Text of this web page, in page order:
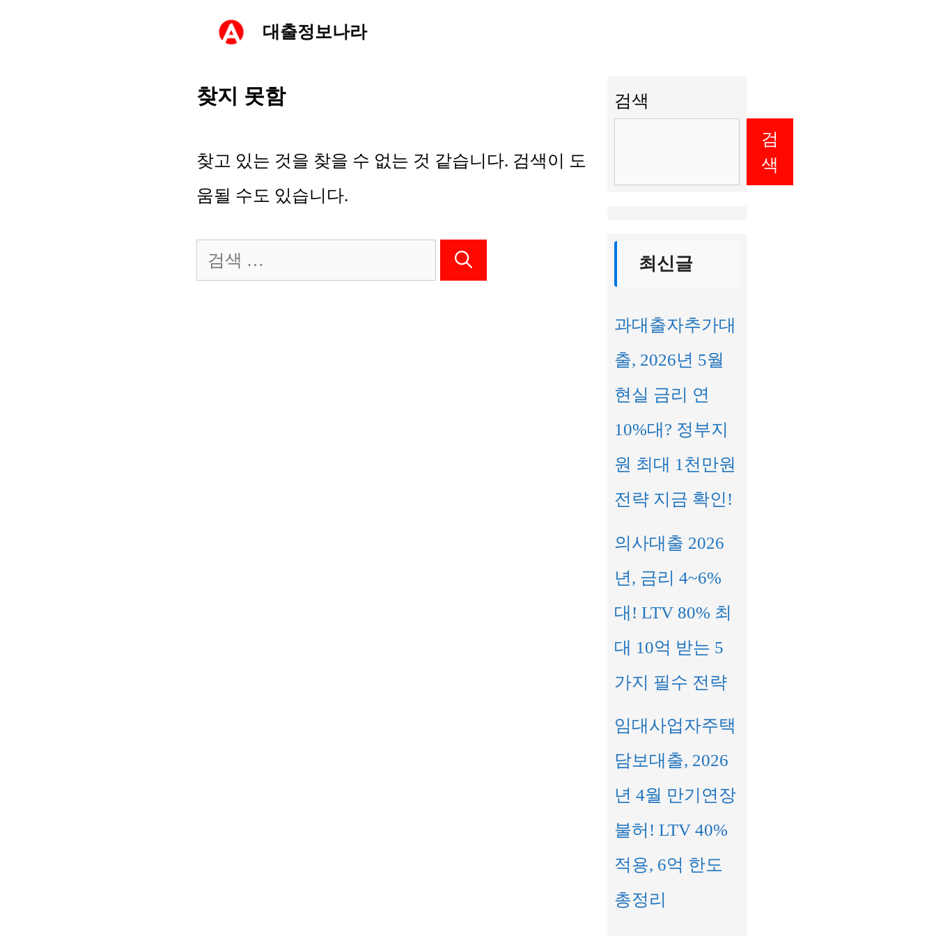
대출정보나라
찾지 못함
찾고 있는 것을 찾을 수 없는 것 같습니다. 검색이 도
움될 수도 있습니다.
검
검색
검
색
최신글
과대출자추가대
출, 2026년 5월
현실 금리 연
10%대? 정부지
원 최대 1천만원
전략 지금 확인!
의사대출 2026
년, 금리 4~6%
대! LTV 80% 최
대 10억 받는 5
가지 필수 전략
임대사업자주택
담보대출, 2026
년 4월 만기연장
불허! LTV 40%
적용, 6억 한도
총정리